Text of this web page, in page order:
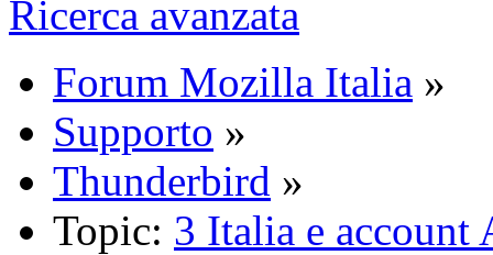
Ricerca avanzata
Forum Mozilla Italia »
Supporto »
Thunderbird »
Topic: 3 Italia e account